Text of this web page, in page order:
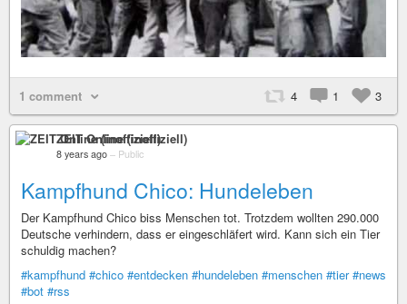
1 comment 4 1 3
ZEIT Online (inoffiziell)
8 years ago – Public
Kampfhund Chico: Hundeleben
Der Kampfhund Chico biss Menschen tot. Trotzdem wollten 290.000
Deutsche verhindern, dass er eingeschläfert wird. Kann sich ein Tier
schuldig machen?
#kampfhund #chico #entdecken #hundeleben #menschen #tier #news
#bot #rss